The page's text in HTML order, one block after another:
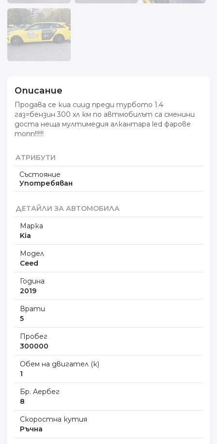
Описание
Продава се киа сиид преди турбото 1.4
газ=бензин 300 хл км по автмобилът са сменини
доста неща мултимедия алкантара led фарове
топп!!!!!!
АТРИБУТИ
Състояние
Употребяван
ДЕТАЙЛИ ЗА АВТОМОБИЛА
Марка
Kia
Модел
Ceed
Година
2019
Врати
5
Пробег
300000
Обем на двигател (к)
1
Бр. Аербег
8
Скоростна кутия
Ръчна